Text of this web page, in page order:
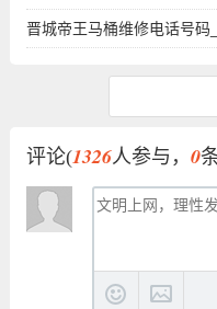
晋城帝王马桶维修电话号
评论(1326人参与， 0